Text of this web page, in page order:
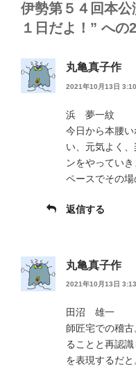
伊勢第５４回本公
１日だよ！” への
丸亀真子作
2021年10月13日
浜 夢一紋
今日から本腰
い、元気よく
ンをやってい
ペースでその場
返信する
丸亀真子作
2021年10月13日
田沼 雄一
師匠宅での稽
ることと再認
を表現するだと